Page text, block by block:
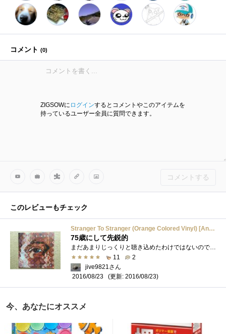
コメント (0)
ZIGSOWに ログインするとコメントやこのアイテムを
持っているユーザー全員に質問できます。
コメントする
このレビューもチェック
Stranger To Stranger (Orange Colored Vinyl) [Analog]
75歳にして先鋭的
まだあまりじっくりと聴き込めたわけではないのですが、軽くなぞって聴くだけでもこの作品には大きな衝撃がありましたので、ここで紹介して�...
11
2
jive9821さん
2016/08/23
(更新: 2016/08/23)
今、あなたにオススメ